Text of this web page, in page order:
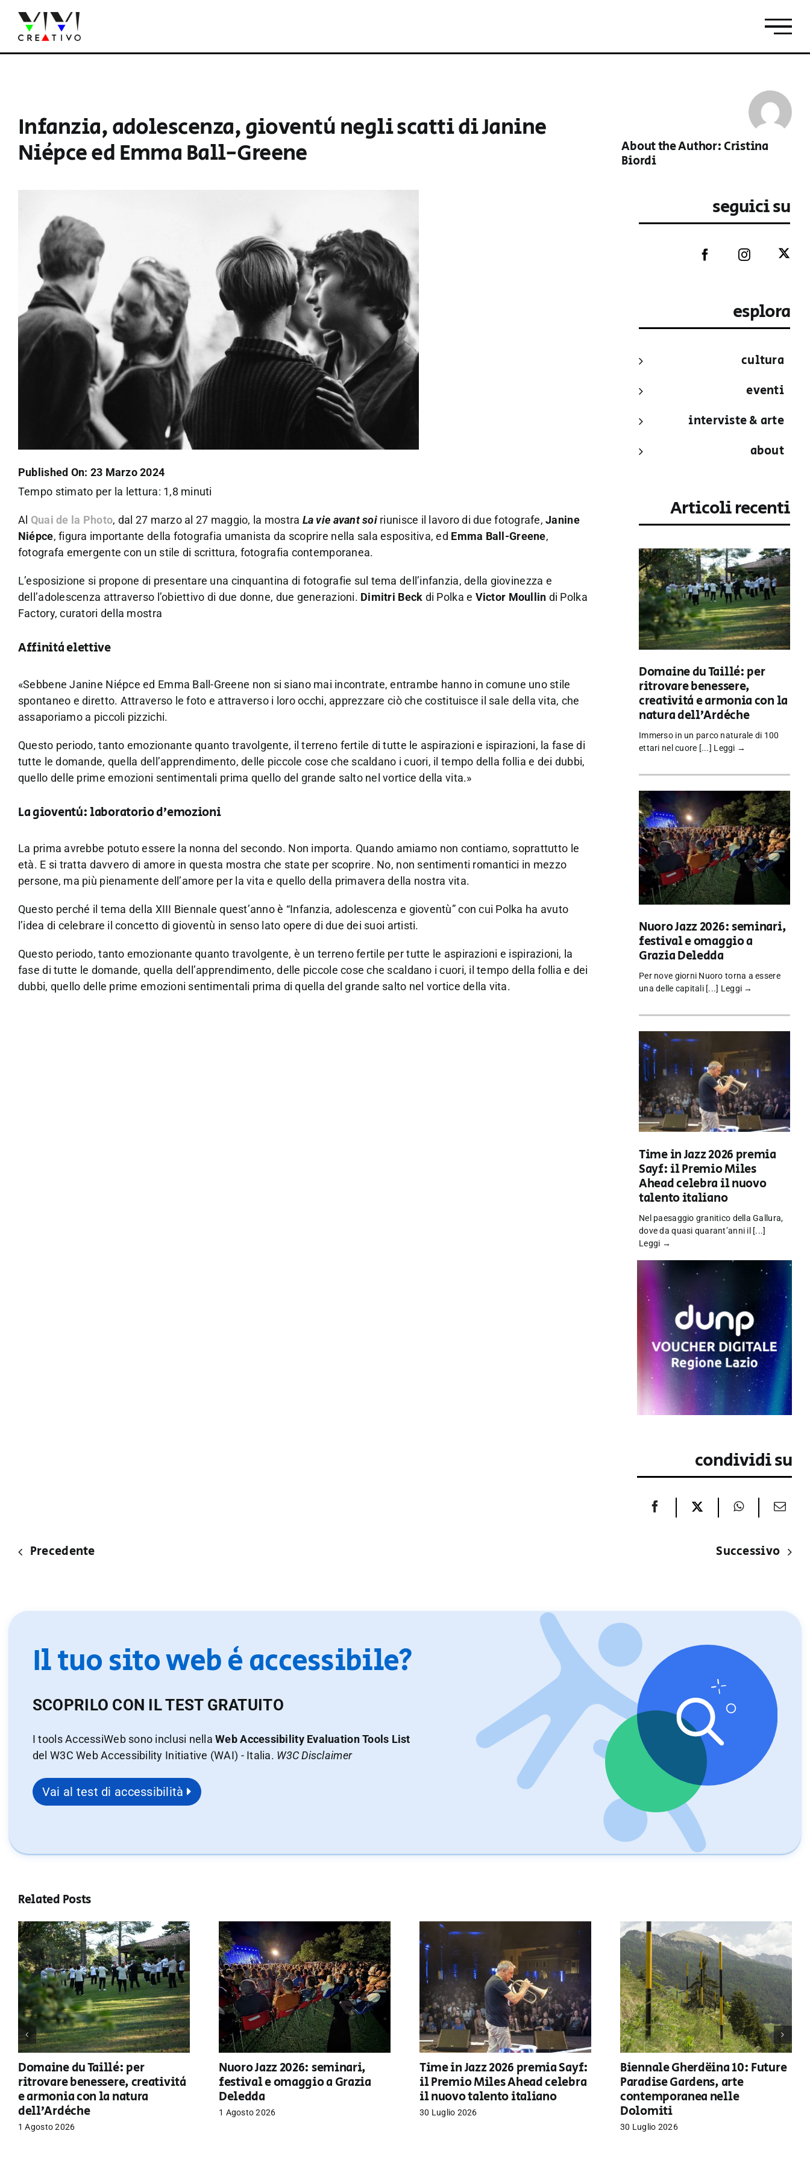
contenuto
Infanzia, adolescenza, gioventù negli scatti di Janine
Niépce ed Emma Ball-Greene
About the Author:Cristina
Biordi
Published On: 23 Marzo 2024
Tempo stimato per la lettura: 1,8 minuti
Al Quai de la Photo, dal 27 marzo al 27 maggio, la mostra La vie avant soiriunisce il lavoro di due fotografe,Janine
Niépce, figura importante della fotografia umanista da scoprire nella sala espositiva, ed Emma Ball-Greene,
fotografa emergente con un stile di scrittura, fotografia contemporanea.
L’esposizione si propone di presentare una cinquantina di fotografie sul tema dell’infanzia, della giovinezza e
dell’adolescenza attraverso l’obiettivo di due donne, due generazioni. Dimitri Beck di Polka e Victor Moullin di Polka
Factory, curatori della mostra
Affinità elettive
«Sebbene Janine Niépce ed Emma Ball-Greene non si siano mai incontrate, entrambe hanno in comune uno stile
spontaneo e diretto. Attraverso le foto e attraverso i loro occhi, apprezzare ciò che costituisce il sale della vita, che
assaporiamo a piccoli pizzichi.
Questo periodo, tanto emozionante quanto travolgente, il terreno fertile di tutte le aspirazioni e ispirazioni, la fase di
tutte le domande, quella dell’apprendimento, delle piccole cose che scaldano i cuori, il tempo della follia e dei dubbi,
quello delle prime emozioni sentimentali prima quello del grande salto nel vortice della vita.»
La gioventù: laboratorio d’emozioni
La prima avrebbe potuto essere la nonna del secondo. Non importa. Quando amiamo non contiamo, soprattutto le
età. E si tratta davvero di amore in questa mostra che state per scoprire. No, non sentimenti romantici in mezzo
persone, ma più pienamente dell’amore per la vita e quello della primavera della nostra vita.
Questo perché il tema della XIII Biennale quest’anno è “Infanzia, adolescenza e gioventù” con cui Polka ha avuto
l’idea di celebrare il concetto di gioventù in senso lato opere di due dei suoi artisti.
Questo periodo, tanto emozionante quanto travolgente, è un terreno fertile per tutte le aspirazioni e ispirazioni, la
fase di tutte le domande, quella dell’apprendimento, delle piccole cose che scaldano i cuori, il tempo della follia e dei
dubbi, quello delle prime emozioni sentimentali prima di quella del grande salto nel vortice della vita.
seguici su
esplora
cultura
eventi
interviste & arte
about
Articoli recenti
Domaine du Taillé: per
ritrovare benessere,
creatività e armonia con la
natura dell’Ardèche
Immerso in un parco naturale di 100
ettari nel cuore [...] Leggi →
Nuoro Jazz 2026: seminari,
festival e omaggio a
Grazia Deledda
Per nove giorni Nuoro torna a essere
una delle capitali [...] Leggi →
Time in Jazz 2026 premia
Sayf: il Premio Miles
Ahead celebra il nuovo
talento italiano
Nel paesaggio granitico della Gallura,
dove da quasi quarant’anni il [...]
Leggi →
condividi su
Precedente Successivo
Il tuo sito web è accessibile?
SCOPRILO CON IL TEST GRATUITO
I tools AccessiWeb sono inclusi nellaWeb Accessibility Evaluation Tools List
del W3C Web Accessibility Initiative (WAI) - Italia. W3C Disclaimer
Vai al test di accessibilità
Related Posts
Domaine du Taillé: per
ritrovare benessere, creatività
e armonia con la natura
dell’Ardèche
1 Agosto 2026
Nuoro Jazz 2026: seminari,
festival e omaggio a Grazia
Deledda
1 Agosto 2026
Time in Jazz 2026 premia Sayf:
il Premio Miles Ahead celebra
il nuovo talento italiano
30 Luglio 2026
Biennale Gherdëina 10: Future
Paradise Gardens, arte
contemporanea nelle
Dolomiti
30 Luglio 2026